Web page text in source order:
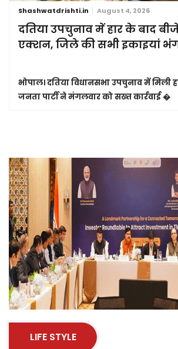
Shashwatdrishti.in August 4, 2026
दतिया उपचुनाव में हार के बाद
एक्शन, जिले की सभी इकाइयां
भोपाल।दतिया विधानसभा उपचुनाव में मिली
जनता पार्टी ने मंगलवार को सख्त कार्रवाई �
LIFE STYLE